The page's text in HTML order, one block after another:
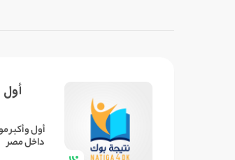
داخل مصر